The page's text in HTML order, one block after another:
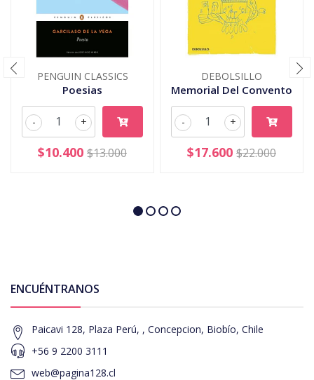
PENGUIN CLASSICS
Poesias
+
-
$10.400 $13.000
DEBOLSILLO
Memorial Del Convento
+
-
$17.600 $22.000
ENCUÉNTRANOS
Paicavi 128, Plaza Perú, , Concepcion, Biobío, Chile
+56 9 2200 3111
web@pagina128.cl